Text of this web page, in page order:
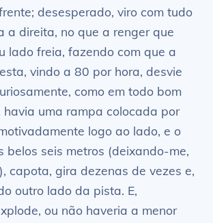
desesperado, viro com tudo
a direita, no que a renger que
lado freia, fazendo com que a
vindo a 80 por hora, desvie
como em todo bom
havia uma rampa colocada por
logo ao lado, e o
belos seis metros (deixando-me,
capota, gira dezenas de vezes e,
outro lado da pista. E,
ou não haveria a menor